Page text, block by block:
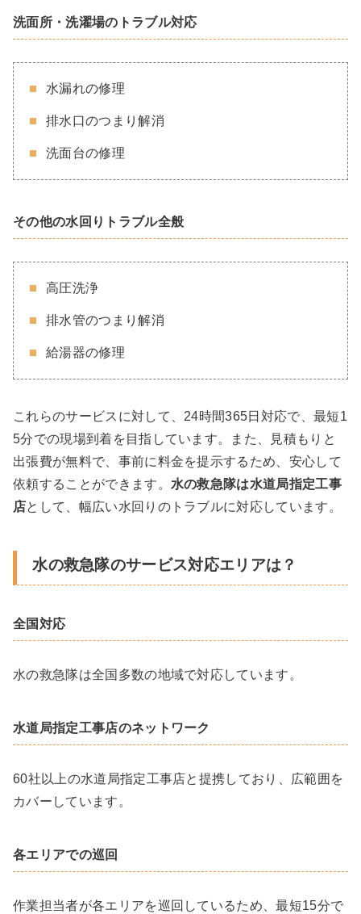
洗面所・洗濯場のトラブル対応
水漏れの修理
排水口のつまり解消
洗面台の修理
その他の水回りトラブル全般
高圧洗浄
排水管のつまり解消
給湯器の修理
これらのサービスに対して、24時間365日対応で、最短1
5分での現場到着を目指しています。また、見積もりと
出張費が無料で、事前に料金を提示するため、安心して
依頼することができます。 水の救急隊は水道局指定工事
店として、幅広い水回りのトラブルに対応しています。
水の救急隊のサービス対応エリアは？
全国対応
水の救急隊は全国多数の地域で対応しています。
水道局指定工事店のネットワーク
60社以上の水道局指定工事店と提携しており、広範囲を
カバーしています。
各エリアでの巡回
作業担当者が各エリアを巡回しているため、最短15分で